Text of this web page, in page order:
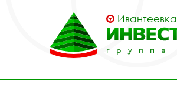
Ивантеевка